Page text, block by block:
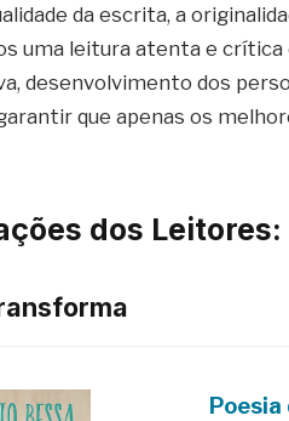
da escrita, a
uma leitura atenta e
desenvolvimento dos
que apenas os
dos Leitores: